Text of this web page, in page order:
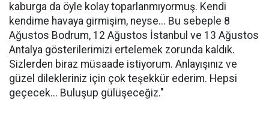
kaburga da öyle kolay toparlanmıyormuş. Kendi
kendime havaya girmişim, neyse... Bu sebeple 8
Ağustos Bodrum, 12 Ağustos İstanbul ve 13 Ağustos
Antalya gösterilerimizi ertelemek zorunda kaldık.
Sizlerden biraz müsaade istiyorum. Anlayışınız ve
güzel dilekleriniz için çok teşekkür ederim. Hepsi
geçecek... Buluşup gülüşeceğiz."